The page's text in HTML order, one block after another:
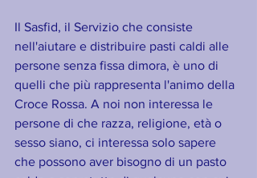
Il Sasfid, il Servizio che consiste
nell'aiutare e distribuire pasti caldi alle
persone senza fissa dimora, è uno di
quelli che più rappresenta l'animo della
Croce Rossa. A noi non interessa le
persone di che razza, religione, età o
sesso siano, ci interessa solo sapere
che possono aver bisogno di un pasto